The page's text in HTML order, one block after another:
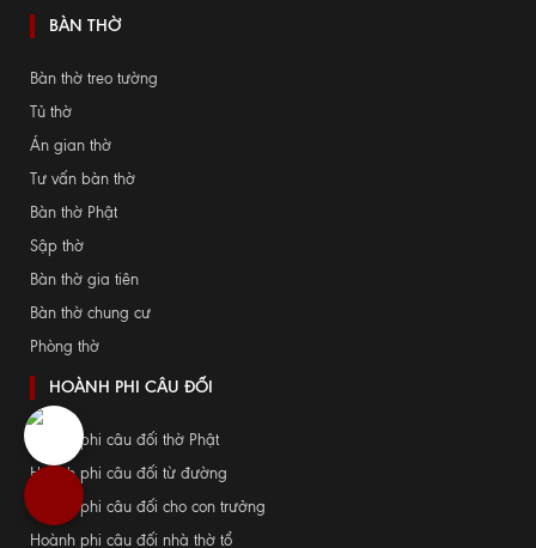
BÀN THỜ
Bàn thờ treo tường
Tủ thờ
Án gian thờ
Tư vấn bàn thờ
Bàn thờ Phật
Sập thờ
Bàn thờ gia tiên
Bàn thờ chung cư
Phòng thờ
HOÀNH PHI CÂU ĐỐI
Hoành phi câu đối thờ Phật
Hoành phi câu đối từ đường
Hoành phi câu đối cho con trưởng
Hoành phi câu đối nhà thờ tổ